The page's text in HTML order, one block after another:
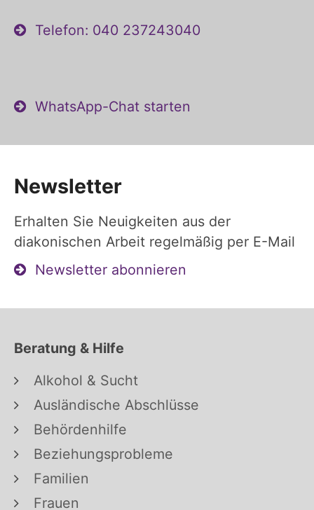
Telefon: 040 237243040
WhatsApp-Chat starten
Newsletter
Erhalten Sie Neuigkeiten aus der
diakonischen Arbeit regelmäßig per E-Mail
Newsletter abonnieren
Beratung & Hilfe
Alkohol & Sucht
Ausländische Abschlüsse
Behördenhilfe
Beziehungsprobleme
Familien
Frauen